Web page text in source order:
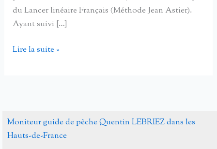
du Lancer linéaire Français (Méthode Jean Astier).
Ayant suivi […]
Cédrick
pêche
sportive
Lire la suite »
Moniteur guide de pêche Quentin LEBRIEZ dans les
Hauts-de-France